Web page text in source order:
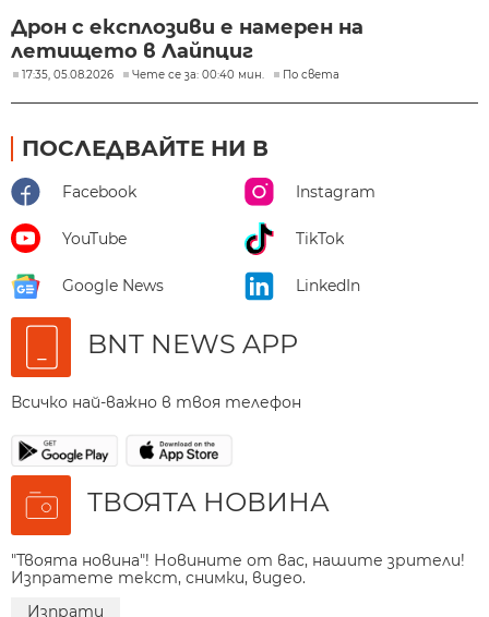
Дрон с експлозиви е намерен на
летището в Лайпциг
17:35, 05.08.2026 Чете се за: 00:40 мин. По света
ПОСЛЕДВАЙТЕ НИ В
Facebook Instagram
YouTube TikTok
Google News LinkedIn
BNT NEWS APP
Всичко най-важно в твоя телефон
ТВОЯТА НОВИНА
"Твоята новина"! Новините от вас, нашите зрители!
Изпратете текст, снимки, видео.
Изпрати